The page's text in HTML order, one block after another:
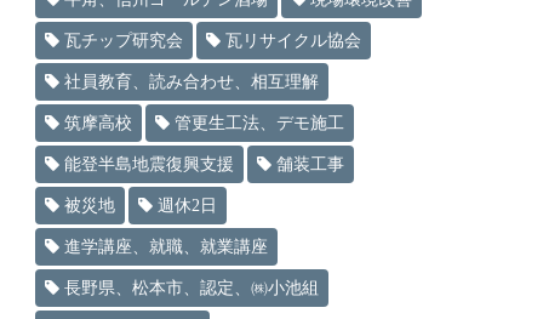
瓦チップ研究会 瓦リサイクル協会
社員教育、読み合わせ、相互理解
筑摩高校 管更生工法、デモ施工
能登半島地震復興支援 舗装工事
被災地 週休2日
進学講座、就職、就業講座
長野県、松本市、認定、㈱小池組